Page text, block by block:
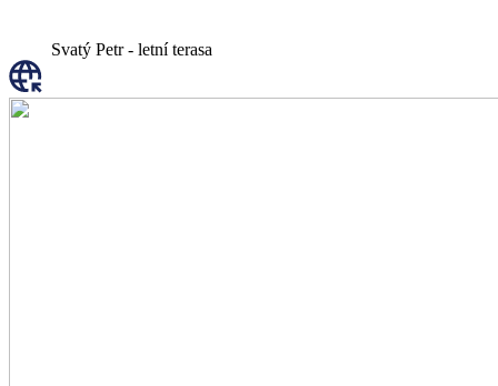
Svatý Petr - letní terasa